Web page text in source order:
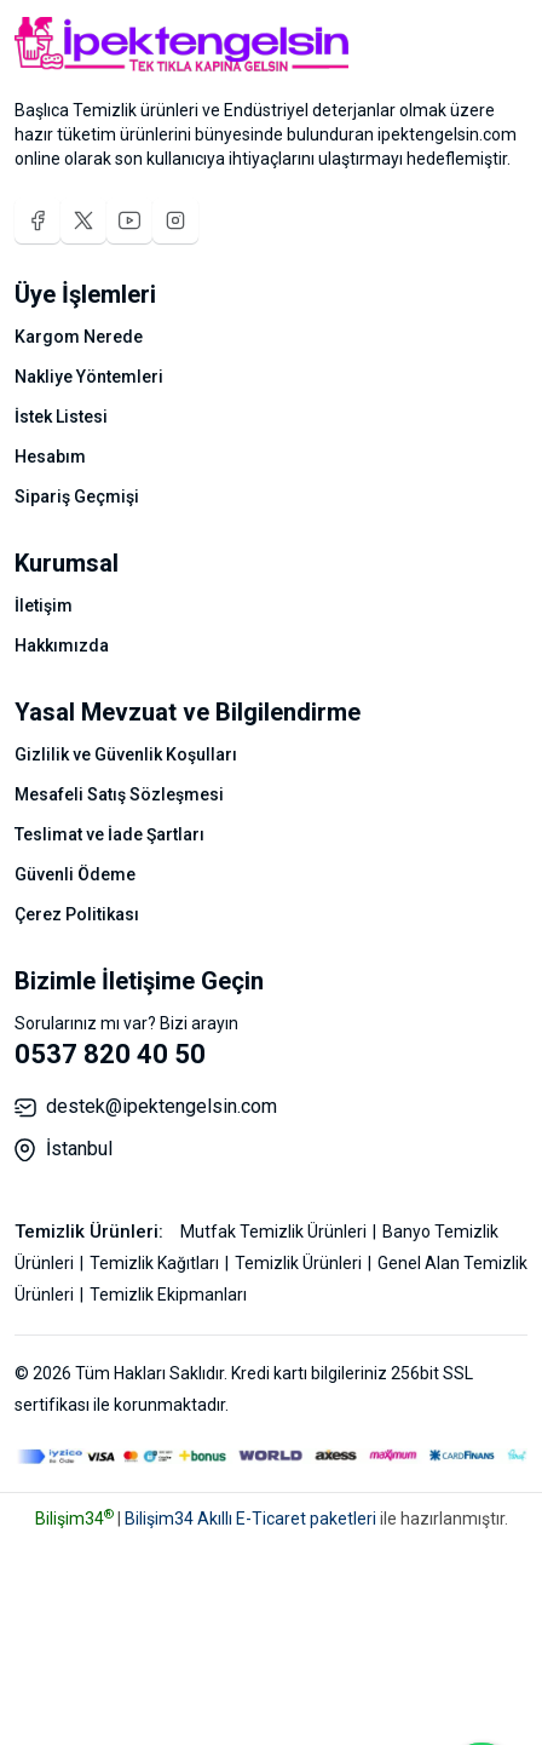
Başlıca Temizlik ürünleri ve Endüstriyel deterjanlar olmak üzere
hazır tüketim ürünlerini bünyesinde bulunduran ipektengelsin.com
online olarak son kullanıcıya ihtiyaçlarını ulaştırmayı hedeflemiştir.
Üye İşlemleri
Kargom Nerede
Nakliye Yöntemleri
İstek Listesi
Hesabım
Sipariş Geçmişi
Kurumsal
İletişim
Hakkımızda
Yasal Mevzuat ve Bilgilendirme
Gizlilik ve Güvenlik Koşulları
Mesafeli Satış Sözleşmesi
Teslimat ve İade Şartları
Güvenli Ödeme
Çerez Politikası
Bizimle İletişime Geçin
Sorularınız mı var? Bizi arayın
0537 820 40 50
destek@ipektengelsin.com
İstanbul
Temizlik Ürünleri: Mutfak Temizlik Ürünleri
Banyo Temizlik
Ürünleri
Temizlik Kağıtları Temizlik Ürünleri
Genel Alan Temizlik
Ürünleri
Temizlik Ekipmanları
© 2026 Tüm Hakları Saklıdır. Kredi kartı bilgileriniz 256bit SSL
sertifikası ile korunmaktadır.
Bilişim34®| Bilişim34 Akıllı E-Ticaret paketleri ile hazırlanmıştır.